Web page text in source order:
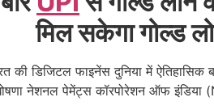
मिल सकेगा गोल्ड
की डिजिटल फाइनेंस दुनिया में ऐतिहासिक
नेशनल पेमेंट्स कॉरपोरेशन ऑफ इंडिया